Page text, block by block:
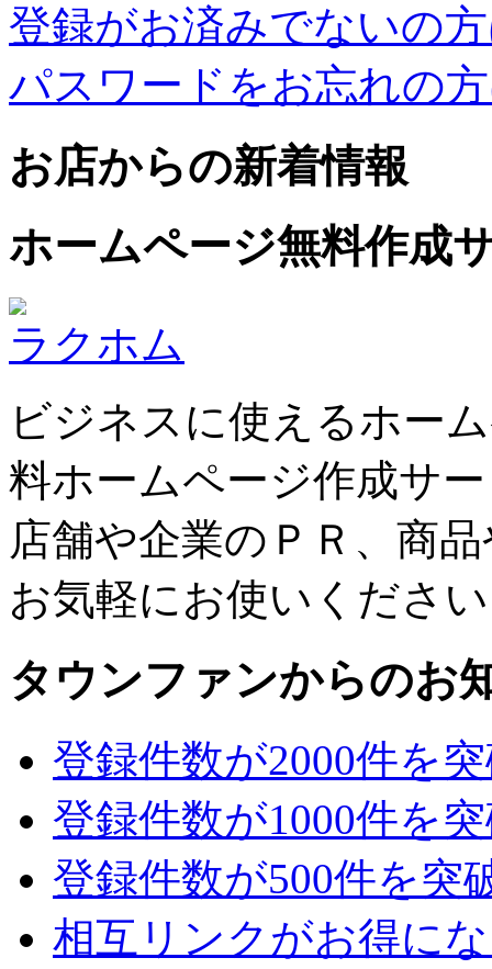
登録がお済みでないの
パスワードをお忘れの
お店からの新着情報
ホームページ無料作成
ラクホム
ビジネスに使えるホー
料ホームページ作成サ
店舗や企業のＰＲ、商
お気軽にお使いくださ
タウンファンからのお
登録件数が2000件を
登録件数が1000件を
登録件数が500件を突
相互リンクがお得に